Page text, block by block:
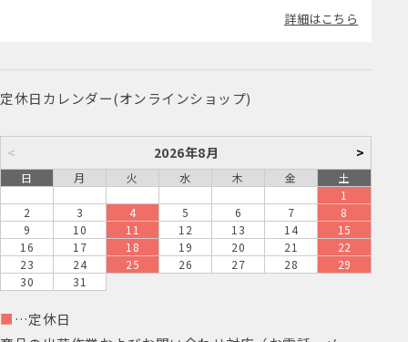
詳細はこちら
定休日カレンダー(オンラインショップ)
< 2026年8月 >
日 月 火 水 木 金
土
1
2
3 4 5 6 7
8
9
10 11 12 13 14
15
16
17 18 19 20 21
22
23
24 25 26 27 28
29
30
31
■ …定休日